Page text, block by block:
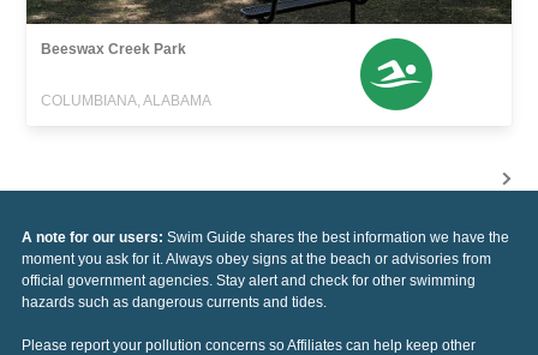
Beeswax Creek Park
COLUMBIANA, ALABAMA
A note for our users: Swim Guide shares the best information we have the
moment you ask for it. Always obey signs at the beach or advisories from
official government agencies. Stay alert and check for other swimming
hazards such as dangerous currents and tides.
Please report your pollution concerns so Affiliates can help keep other